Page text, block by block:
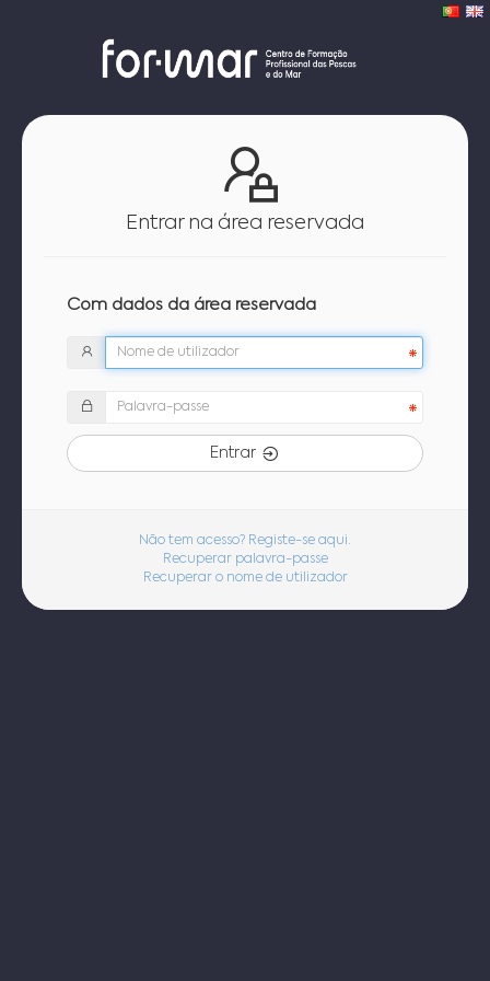
Entrar na área reservada
Com dados da área reservada
Entrar
Não tem acesso? Registe-se aqui.
Recuperar palavra-passe
Recuperar o nome de utilizador